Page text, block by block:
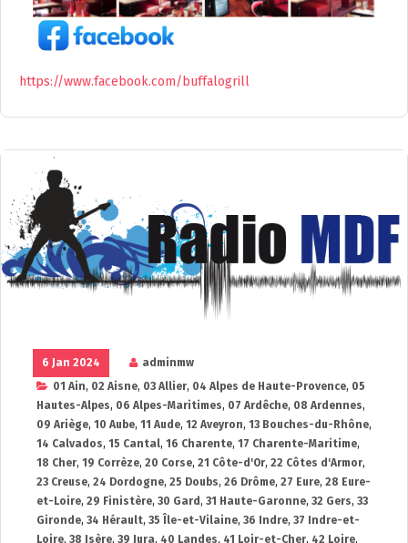
https://www.facebook.com/buffalogrill
6 Jan 2024
adminmw
01 Ain, 02 Aisne, 03 Allier, 04 Alpes de Haute-Provence, 05
Hautes-Alpes, 06 Alpes-Maritimes, 07 Ardêche, 08 Ardennes,
09 Ariège, 10 Aube, 11 Aude, 12 Aveyron, 13 Bouches-du-Rhône,
14 Calvados, 15 Cantal, 16 Charente, 17 Charente-Maritime,
18 Cher, 19 Corrèze, 20 Corse, 21 Côte-d'Or, 22 Côtes d'Armor,
23 Creuse, 24 Dordogne, 25 Doubs, 26 Drôme, 27 Eure, 28 Eure-
et-Loire, 29 Finistère, 30 Gard, 31 Haute-Garonne, 32 Gers, 33
Gironde, 34 Hérault, 35 Île-et-Vilaine, 36 Indre, 37 Indre-et-
Loire, 38 Isère, 39 Jura, 40 Landes, 41 Loir-et-Cher, 42 Loire,